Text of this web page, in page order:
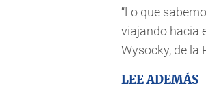
“Lo que
viajando hacia
Wysocky, de la
LEE ADEMÁS